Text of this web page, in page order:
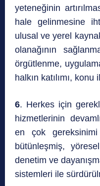
yeteneğinin
hale gelinmesine
ulusal ve yerel
olanağının
örgütlenme,
halkın katılımı,
6. Herkes için
hizmetlerinin
en çok
bütünleşmiş,
denetim ve
sistemleri ile